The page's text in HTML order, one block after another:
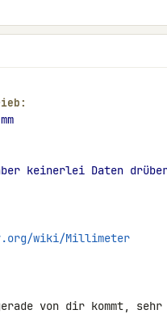
keinerlei Daten
wiki/Millimeter
von dir kommt,